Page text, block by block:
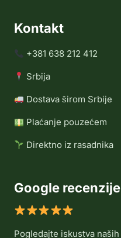
Kontakt
+381 638 212 412
Srbija
Dostava širom Srbije
Plaćanje pouzećem
Direktno iz rasadnika
Google recenzije
Pogledajte iskustva